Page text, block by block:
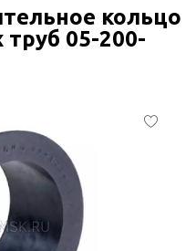
кольцо
труб 05-200-